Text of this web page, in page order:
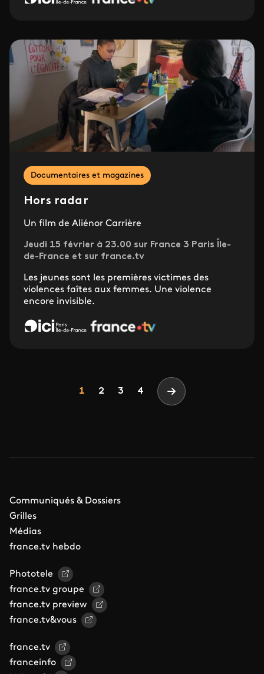
Documentaires et magazines
Hors radar
Un film de Aliénor Carrière
Jeudi 15 février à 23.00 sur France 3 Paris Île-
de-France et sur france.tv
Les jeunes sont les premières victimes des
violences faîtes aux femmes. Une violence
encore invisible.
Page
1 Page
2 Page
3 4 Page suivante
Communiqués & Dossiers
Grilles
Médias
france.tv hebdo
Phototele
france.tv groupe
france.tv preview
france.tv&vous
france.tv
franceinfo